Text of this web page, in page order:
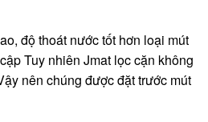
độ thoát nước tốt hơn loại mút
Tuy nhiên Jmat lọc cặn không
nên chúng được đặt trước mút